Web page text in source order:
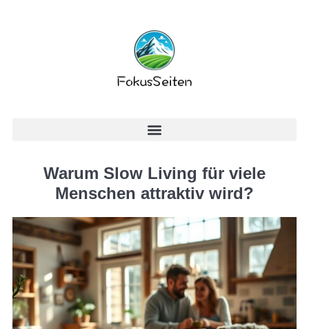
Warum Slow Living für viele
Menschen attraktiv wird?